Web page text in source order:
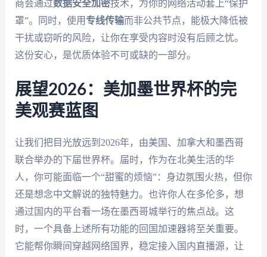
商会通过数据安全加密技术，为你的网络活动套上“保护
罩”。同时，使用 专线传输而非公共节点，能极大降低被
干扰或窃听的风险，让你在享受内容时没有后顾之忧。
这份安心，是优质体验不可或缺的一部分。
展望2026：美加墨世界杯的完
美观赛蓝图
让我们把目光放远到2026年，由美国、加拿大和墨西哥
联合举办的下届世界杯。届时，作为在北美生活的华
人，你可能面临一个“甜蜜的烦恼”：身边氛围火热，但你
还是想念中文解说的独特魅力。也许你人在多伦多，想
通过国内的平台看一场在墨西哥城举行的焦点战。这
时，一个具备上述所有功能的回国加速器将至关重要。
它能帮你瞬间穿越网络国界，稳定接入国内直播源，让